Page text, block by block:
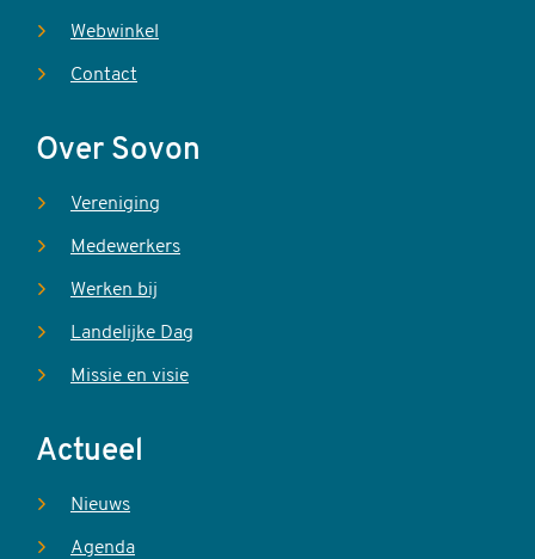
Webwinkel
Contact
Over Sovon
Vereniging
Medewerkers
Werken bij
Landelijke Dag
Missie en visie
Actueel
Nieuws
Agenda